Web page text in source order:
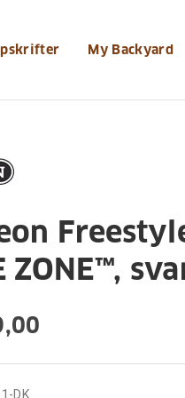
My Backyard
ZONE™,
DK